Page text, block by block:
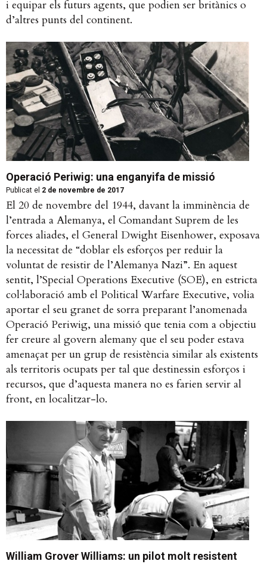
i equipar els futurs agents, que podien ser britànics o
d’altres punts del continent.
Operació Periwig: una enganyifa de missió
Publicat el 2 de novembre de 2017
El 20 de novembre del 1944, davant la imminència de
l’entrada a Alemanya, el Comandant Suprem de les
forces aliades, el General Dwight Eisenhower, exposava
la necessitat de “doblar els esforços per reduir la
voluntat de resistir de l’Alemanya Nazi”. En aquest
sentit, l’Special Operations Executive (SOE), en estricta
col·laboració amb el Political Warfare Executive, volia
aportar el seu granet de sorra preparant l’anomenada
Operació Periwig, una missió que tenia com a objectiu
fer creure al govern alemany que el seu poder estava
amenaçat per un grup de resistència similar als existents
als territoris ocupats per tal que destinessin esforços i
recursos, que d’aquesta manera no es farien servir al
front, en localitzar-lo.
William Grover Williams: un pilot molt resistent